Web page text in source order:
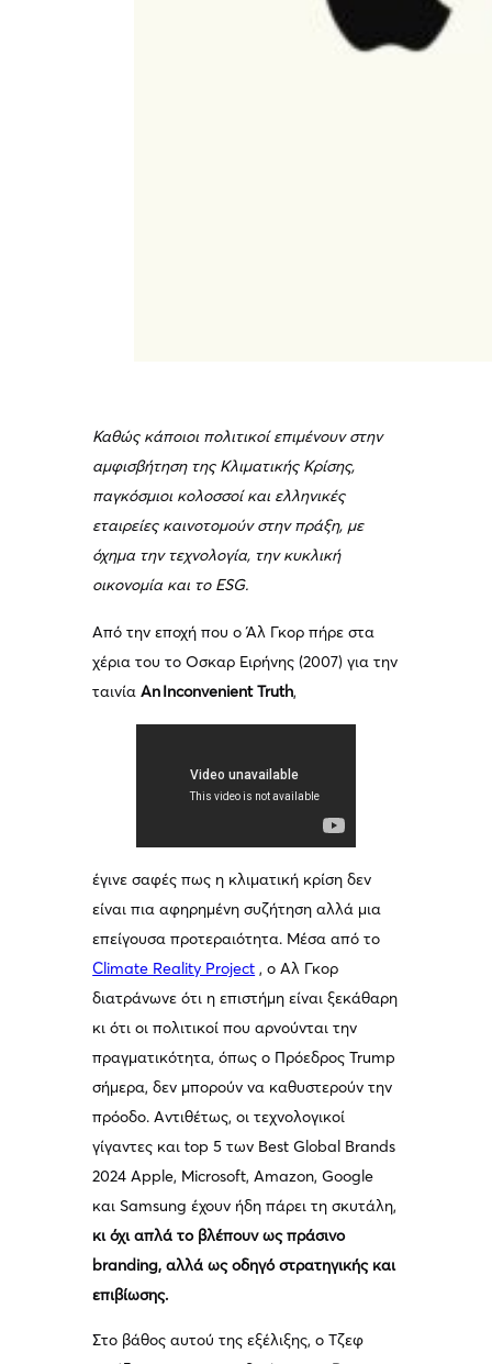
Καθώς κάποιοι πολιτικοί επιμένουν στην
αμφισβήτηση της Κλιματικής Κρίσης,
παγκόσμιοι κολοσσοί και ελληνικές
εταιρείες καινοτομούν στην πράξη, με
όχημα την τεχνολογία, την κυκλική
οικονομία και το ESG.
Από την εποχή που ο Άλ Γκορ πήρε στα
χέρια του το Οσκαρ Ειρήνης (2007) για την
ταινίαAn Inconvenient Truth,
έγινε σαφές πως η κλιματική κρίση δεν
είναι πια αφηρημένη συζήτηση αλλά μια
επείγουσα προτεραιότητα. Μέσα από το
Climate Reality Project , ο Αλ Γκορ
διατράνωνε ότι η επιστήμη είναι ξεκάθαρη
κι ότι οι πολιτικοί που αρνούνται την
πραγματικότητα, όπως ο Πρόεδρος Trump
σήμερα, δεν μπορούν να καθυστερούν την
πρόοδο. Αντιθέτως, οι τεχνολογικοί
γίγαντες και top 5 των Best Global Brands
2024 Apple, Microsoft, Amazon, Google
και Samsung έχουν ήδη πάρει τη σκυτάλη,
κι όχι απλά το βλέπουν ως πράσινο
branding, αλλά ως οδηγό στρατηγικής και
επιβίωσης.
Στο βάθος αυτού της εξέλιξης, ο Τζεφ